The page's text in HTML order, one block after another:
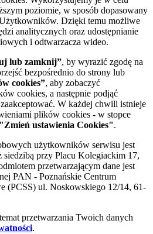
poziomie, w sposób dopasowany
Dzięki temu możliwe
analitycznych oraz udostępnianie
i odtwarzacza wideo.
lub zamknij”, by wyrazić zgodę na
bezpośrednio do strony lub
cookies”, aby zobaczyć
cookies, a następnie podjąć
W każdej chwili istnieje
plików cookies - w stopce
"Zmień ustawienia Cookies".
użytkowników serwisu jest
siedzibą przy Placu Kolegiackim 17,
przetwarzającym dane jest
PAN - Poznańskie Centrum
(PCSS) ul. Noskowskiego 12/14, 61-
przetwarzania Twoich danych
.